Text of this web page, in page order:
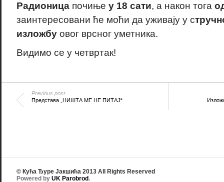
Радионица почиње у 18 сати, а након тога
заинтересовани ће моћи да уживају у с
изложбу овог врсног уметника.
Видимо се у четвртак!
Previous post
Представa „НИШТА МЕ НЕ ПИТАЈ“
© Кућа Ђуре Јакшића 2013 All Rights Reserved
Powered by UK Parobrod.